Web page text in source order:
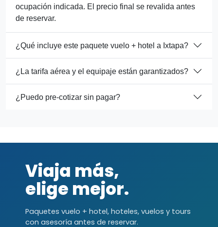
ocupación indicada. El precio final se revalida antes
de reservar.
¿Qué incluye este paquete vuelo + hotel a Ixtapa?
¿La tarifa aérea y el equipaje están garantizados?
¿Puedo pre-cotizar sin pagar?
Viaja más,
elige mejor.
Paquetes vuelo + hotel, hoteles, vuelos y tours
con asesoría antes de reservar.